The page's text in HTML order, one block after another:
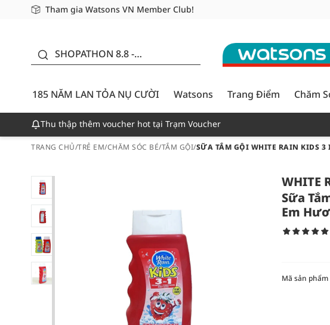
Tham gia Watsons VN Member Club!
Miễn phí giao hàng cho đơn hàng từ 249,000Đ
Giao hàng nhanh 24h - Áp dụng khu vực TP. Hồ Chí Minh
SHOPATHON 8.8 -
CƯỜI - GIẢM ĐẾN
50%
185 NĂM LAN TỎA NỤ CƯỜI
Watsons Trang Điểm Chăm
Thu thập thêm voucher hot tại Trạm Voucher
TRANG CHỦ/TRẺ EM/CHĂM SÓC BÉ/TẮM GỘI/SỮA TẮM GỘI WHITE RAIN KIDS 3
WHITE
Sữa
Em
Mã sản phẩm